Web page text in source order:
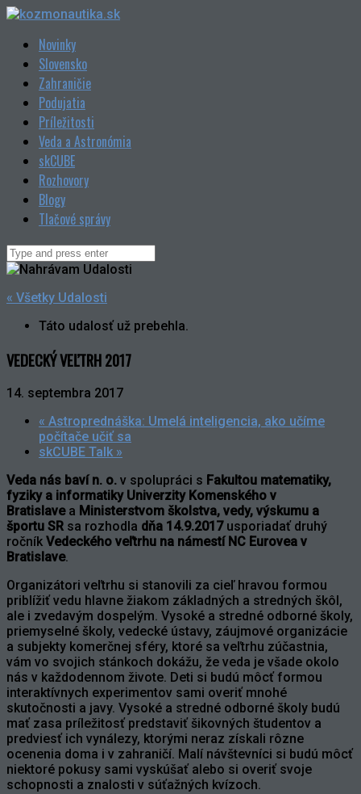
Skip
contentNovinky
Slovensko
Zahraničie
Podujatia
Príležitosti
Veda a Astronómia
skCUBE
Rozhovory
Blogy
Tlačové správy
Search
for:
« Všetky Udalosti
Táto udalosť už prebehla.
VEDECKÝ VEĽTRH 2017
14. septembra 2017
« Astroprednáška: Umelá inteligencia, ako učíme
počítače učiť sa
skCUBE Talk »
Veda nás baví n. o. v spolupráci s Fakultou matematiky,
fyziky a informatiky Univerzity Komenského v
Bratislavea Ministerstvom školstva, vedy, výskumu a
športu SR sa rozhodla dňa 14.9.2017 usporiadať druhý
ročník Vedeckého veľtrhu na námestí NC Eurovea v
Bratislave.
Organizátori veľtrhu si stanovili za cieľ hravou formou
priblížiť vedu hlavne žiakom základných a stredných škôl,
ale i zvedavým dospelým. Vysoké a stredné odborné školy,
priemyselné školy, vedecké ústavy, záujmové organizácie
a subjekty komerčnej sféry, ktoré sa veľtrhu zúčastnia,
vám vo svojich stánkoch dokážu, že veda je všade okolo
nás v každodennom živote. Deti si budú môcť formou
interaktívnych experimentov sami overiť mnohé
skutočnosti a javy. Vysoké a stredné odborné školy budú
mať zasa príležitosť predstaviť šikovných študentov a
predviesť ich vynálezy, ktorými neraz získali rôzne
ocenenia doma i v zahraničí. Malí návštevníci si budú môcť
niektoré pokusy sami vyskúšať alebo si overiť svoje
schopnosti a znalosti v súťažných kvízoch.